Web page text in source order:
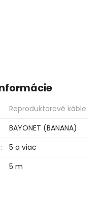
Reproduktorové káble
BAYONET (BANANA)
5 a viac
5 m